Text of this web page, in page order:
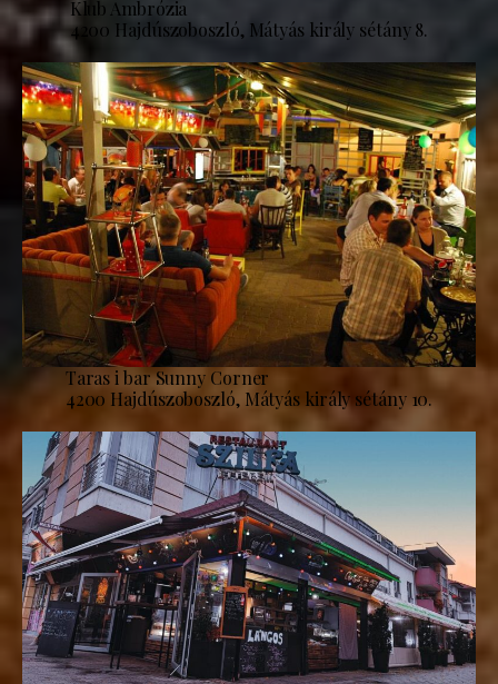
Klub Ambrózia
4200 Hajdúszoboszló, Mátyás király sétány 8.
Taras i bar Sunny Corner
4200 Hajdúszoboszló, Mátyás király sétány 10.